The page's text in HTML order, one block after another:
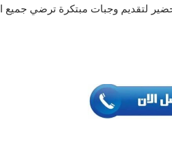
لتقديم وجبات مبتكرة ترضي